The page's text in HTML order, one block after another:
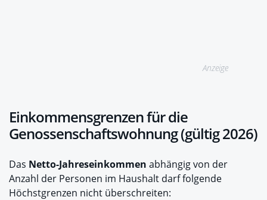
Anzeige
Einkommensgrenzen für die
Genossenschaftswohnung (gültig 2026)
Das Netto-Jahreseinkommen abhängig von der
Anzahl der Personen im Haushalt darf folgende
Höchstgrenzen nicht überschreiten: